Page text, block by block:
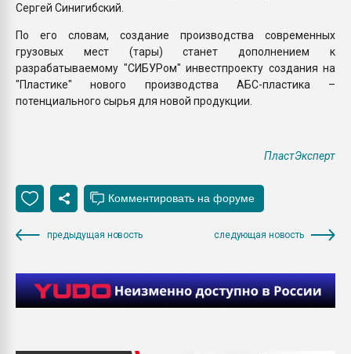
Сергей Синигибский.
По его словам, создание производства современных
грузовых мест (тары) станет дополнением к
разрабатываемому "СИБУРом" инвестпроекту создания на
"Пластике" нового производства АБС-пластика –
потенциального сырья для новой продукции.
ПластЭксперт
предыдущая новость следующая новость